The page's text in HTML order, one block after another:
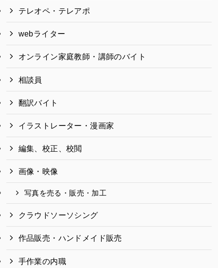
テレオペ・テレアポ
webライター
オンライン家庭教師・講師のバイト
相談員
翻訳バイト
イラストレーター・漫画家
編集、校正、校閲
画像・映像
写真を売る・販売・加工
クラウドソーソシング
作品販売・ハンドメイド販売
手作業の内職